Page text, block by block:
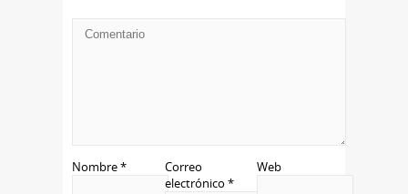
Nombre*
Correo
electrónico *
Web